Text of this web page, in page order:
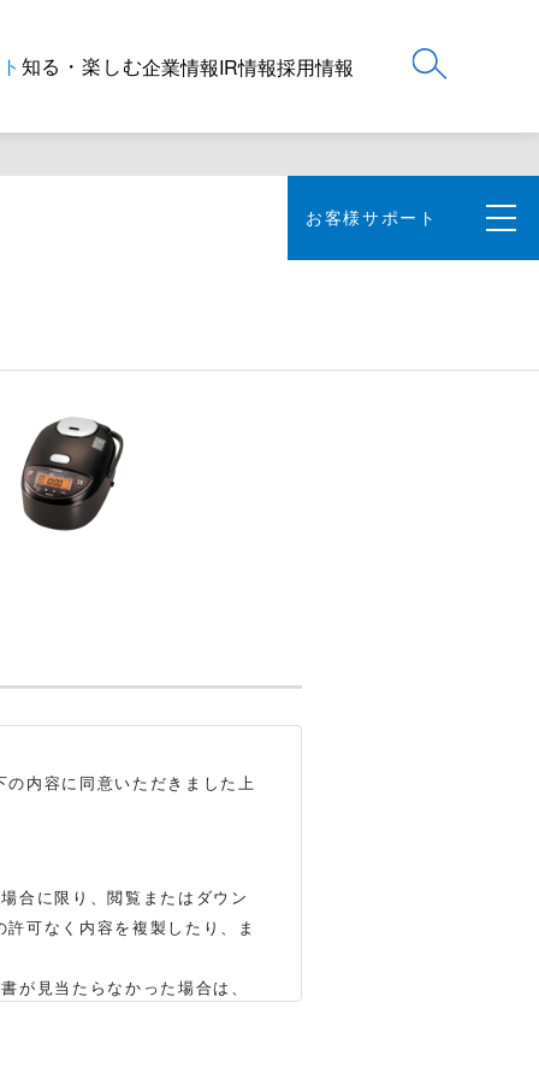
知る・楽しむ企業情報IR情報採用情報
お客様サポート
内容に同意いただきました上
合に限り、閲覧またはダウン
可なく内容を複製したり、ま
が見当たらなかった場合は、
めご了承ください。